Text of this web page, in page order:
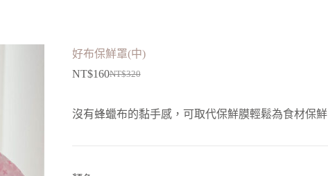
好布保鮮罩(中)
NT$320
價
NT$320。
NT$160
價
NT$160。
沒有蜂蠟布的黏手感，可取代保鮮膜輕鬆為食材保鮮